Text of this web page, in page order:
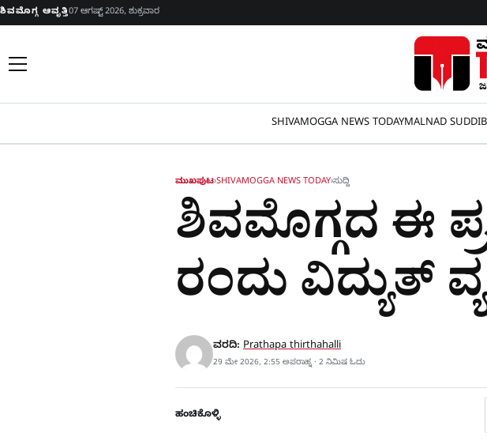
Skip to content
ಶಿವಮೊಗ್ಗ ಆವೃತ್ತಿ07 ಆಗಷ್ಟ್ 2026, ಶುಕ್ರವಾರ
SHIVAMOGGA NEWS TODAYMALNAD SUDDI
ಮುಖಪುಟ›SHIVAMOGGA NEWS TODAY›ಸುದ್ದಿ
ಶಿವಮೊಗ್ಗದ ಈ
ರಂದು ವಿದ್ಯುತ್
ವರದಿ: Prathapa thirthahalli
29 ಮೇ 2026, 2:55 ಅಪರಾಹ್ನ · 2 ನಿಮಿಷ ಓದು
ಹಂಚಿಕೊಳ್ಳಿ